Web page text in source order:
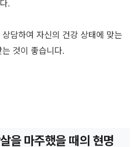
.
담하여 자신의 건강 상태에 맞는
것이 좋습니다.
을 마주했을 때의 현명